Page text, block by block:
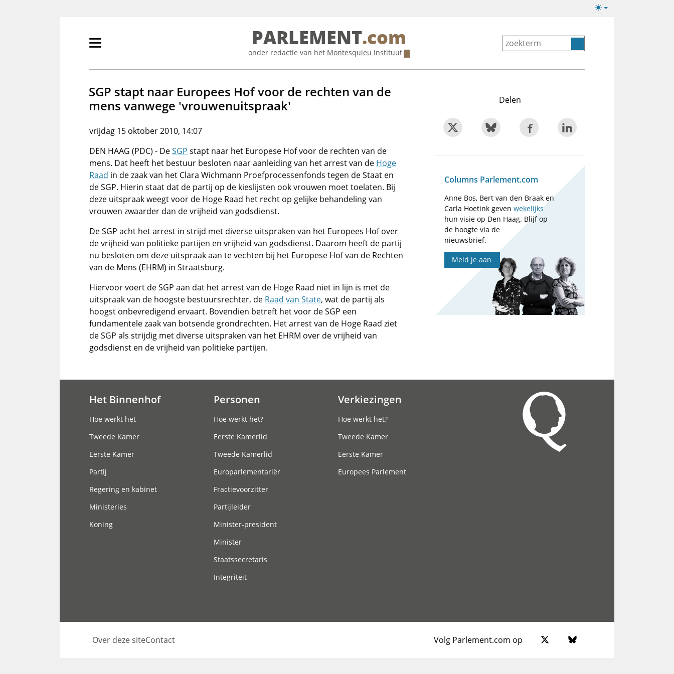
Lichte/donkere
Primair
tonen/verbergen
PARLEMENT.com
onder redactie van het Montesquieu Instituut
SGP stapt naar Europees Hof voor de rechten van de
mens vanwege 'vrouwenuitspraak'
vrijdag 15 oktober 2010, 14:07
DEN HAAG (PDC) - DeSGP stapt naar het Europese Hof voor de rechten van de
mens. Dat heeft het bestuur besloten naar aanleiding van het arrest van de Hoge
Raad in de zaak van het Clara Wichmann Proefprocessenfonds tegen de Staat en
de SGP. Hierin staat dat de partij op de kieslijsten ook vrouwen moet toelaten. Bij
deze uitspraak weegt voor de Hoge Raad het recht op gelijke behandeling van
vrouwen zwaarder dan de vrijheid van godsdienst.
De SGP acht het arrest in strijd met diverse uitspraken van het Europees Hof over
de vrijheid van politieke partijen en vrijheid van godsdienst. Daarom heeft de partij
nu besloten om deze uitspraak aan te vechten bij het Europese Hof van de Rechten
van de Mens (EHRM) in Straatsburg.
Hiervoor voert de SGP aan dat het arrest van de Hoge Raad niet in lijn is met de
uitspraak van de hoogste bestuursrechter, de Raad van State, wat de partij als
hoogst onbevredigend ervaart. Bovendien betreft het voor de SGP een
fundamentele zaak van botsende grondrechten. Het arrest van de Hoge Raad ziet
de SGP als strijdig met diverse uitspraken van het EHRM over de vrijheid van
godsdienst en de vrijheid van politieke partijen.
Delen
Columns Parlement.com
Anne Bos, Bert van den Braak en
Carla Hoetink gevenwekelijks
hun visie op Den Haag. Blijf op
de hoogte via de
nieuwsbrief.
Meld je aan
Het Binnenhof
Hoe werkt het
Tweede Kamer
Eerste Kamer
Partij
Regering en kabinet
Ministeries
Koning
Personen
Hoe werkt het?
Eerste Kamerlid
Tweede Kamerlid
Europarlementariër
Fractievoorzitter
Partijleider
Minister-president
Minister
Staatssecretaris
Integriteit
Verkiezingen
Hoe werkt het?
Tweede Kamer
Eerste Kamer
Europees Parlement
Over deze siteContact Volg Parlement.com op